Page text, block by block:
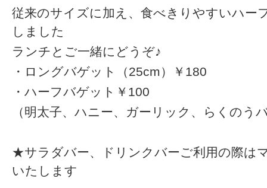
従来のサイズに加え、食べきりやすいハー
しました
ランチとご一緒にどうぞ♪
・ロングバゲット（25cm）￥180
・ハーフバゲット￥100
（明太子、ハニー、ガーリック、らくのう
★サラダバー、ドリンクバーご利用の際は
いたします